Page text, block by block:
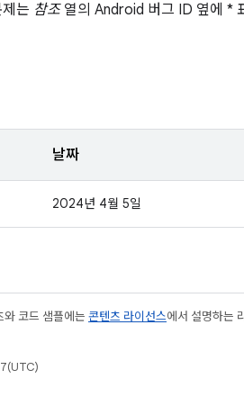
는 참조열의 Android 버그 ID 옆에 *
날짜
2024년 4월 5일
와 코드 샘플에는 콘텐츠 라이선스에서 설명하는